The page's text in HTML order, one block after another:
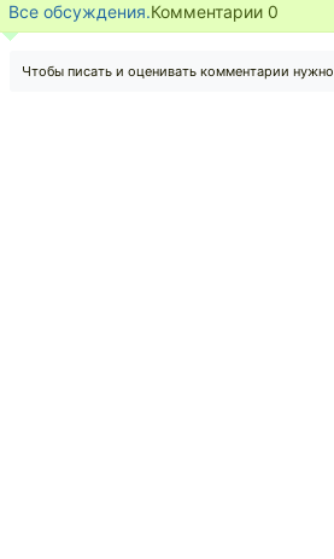
Все обсуждения.Комментарии 0
Чтобы писать и оценивать комментарии нужно